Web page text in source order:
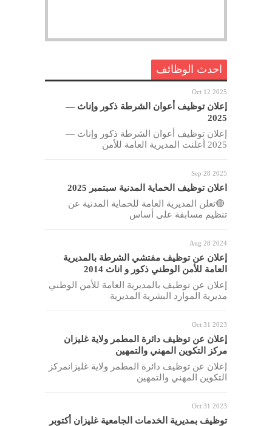
احدث الوظائف
Oct 12 2025
إعلان توظيف أعوان الشرطة ذكور وإناث —
2025
إعلان توظيف أعوان الشرطة ذكور وإناث —
2025 أعلنت المديرية العامة للأمن
Sep 28 2025
اعلان توظيف الحماية المدنية سبتمبر 2025
🔴تعلن المديرية العامة للحماية المدنية عن
تنظيم مسابقة على أساس
Aug 28 2024
إعلان عن توظيف مفتشي الشرطة بالمديرية
العامة للأمن الوطني ذكور و اناث 2014
إعلان عن توظيف بالمديرية العامة للأمن الوطني
مديرية الموارد البشرية المديرية
Oct 31 2023
إعلان عن توظيف دائرة المطمر ولاية غليزان
مركز التكوين المهني والتمهين
إعلان عن توظيف دائرة المطمر ولاية غليزانمركز
التكوين المهني والتمهين
Oct 31 2023
توظيف بمديرية الخدمات الجامعية غليزان أكتوبر